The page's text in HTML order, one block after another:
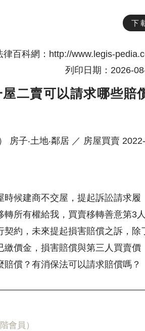
下
律百科網：http://www.legis-
列印日期：2026-
二賣可以請求哪些賠
房子‧土地‧鄰居 ／ 房屋買賣 2022-
時候建商不交屋，提起訴訟請求履
轉所有權給我，買賣移轉善意第3
契約，未來提起損害賠償之訴，除
繳價金，損害賠償與第三人買賣價
賠償？有消保法可以請求賠償嗎？
會員）